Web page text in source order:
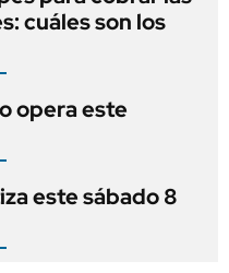
cuáles son los
opera este
este sábado 8